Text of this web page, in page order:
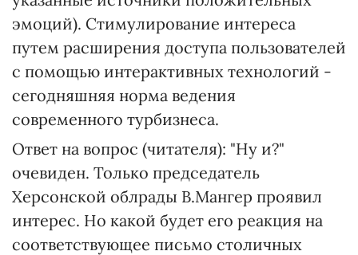
эмоций). Стимулирование интереса
путем расширения доступа пользователей
с помощью интерактивных технологий -
сегодняшняя норма ведения
современного турбизнеса.
Ответ на вопрос (читателя): "Ну и?"
очевиден. Только председатель
Херсонской облрады В.Мангер проявил
интерес. Но какой будет его реакция на
соответствующее письмо столичных